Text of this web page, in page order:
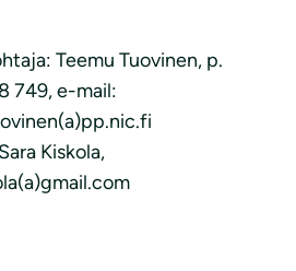
Teemu Tuovinen, p.
749, e-mail:
Kiskola,